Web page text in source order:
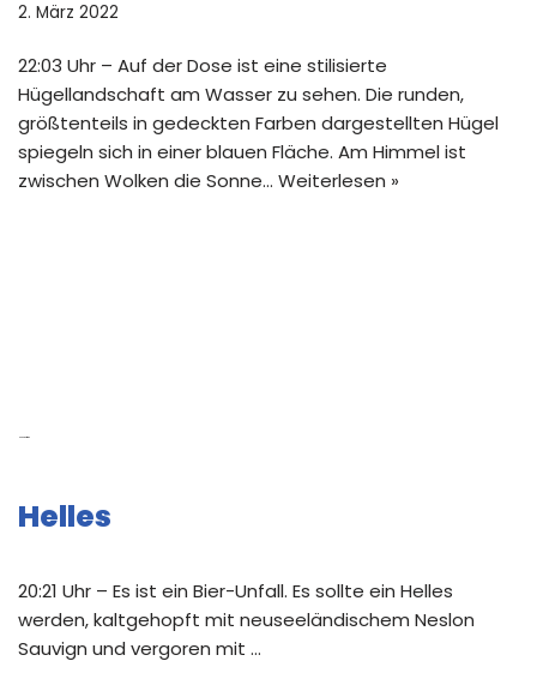
2. März 2022
22:03 Uhr – Auf der Dose ist eine stilisierte
Hügellandschaft am Wasser zu sehen. Die runden,
größtenteils in gedeckten Farben dargestellten Hügel
spiegeln sich in einer blauen Fläche. Am Himmel ist
zwischen Wolken die Sonne… Weiterlesen »
Helles
20:21 Uhr – Es ist ein Bier-Unfall. Es sollte ein Helles
werden, kaltgehopft mit neuseeländischem Neslon
Sauvign und vergoren mit …